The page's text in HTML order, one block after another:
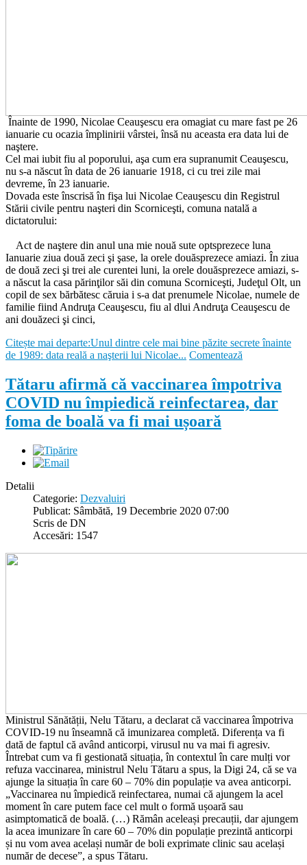
Înainte de 1990, Nicolae Ceauşescu era omagiat cu mare fast pe 26
ianuarie cu ocazia împlinirii vârstei, însă nu aceasta era data lui de
naştere.
Cel mai iubit fiu al poporului, aşa cum era supranumit Ceauşescu,
nu s-a născut în data de 26 ianuarie 1918, ci cu trei zile mai
devreme, în 23 ianuarie.
Dovada este înscrisă în fişa lui Nicolae Ceauşescu din Registrul
Stării civile pentru naşteri din Scorniceşti, comuna natală a
dictatorului:
Act de naştere din anul una mie nouă sute optsprezece luna
Ianuarie ziua două zeci şi şase, la orele douăsprezece amiazi. În ziua
de două zeci şi trei ale curentei luni, la orele douăsprezece amiazi, s-
a născut la casa părinţilor săi din comuna Scorniceşti, Judeţul Olt, un
copil de sex bărbătesc căruia i s-a dat prenumele Nicolae, numele de
familie fiind Andruţa Ceauşescu, fiu al dlui Andruţa Ceauşescu de
ani douăzeci şi cinci,
Citește mai departe:Unul dintre cele mai bine păzite secrete înainte
de 1989: data reală a naşterii lui Nicolae... Comentează
Tătaru afirmă că vaccinarea împotriva
COVID nu împiedică reinfectarea, dar
foma de boală va fi mai ușoară
Detalii
Categorie: Dezvaluiri
Publicat: Sâmbătă, 19 Decembrie 2020 07:00
Scris de DN
Accesări: 1547
Ministrul Sănătății, Nelu Tătaru, a declarat că vaccinarea împotriva
COVID-19 nu înseamnă că imunizarea completă. Diferența va fi
dată de faptul că având anticorpi, virusul nu va mai fi agresiv.
Întrebat cum va fi gestionată situația, în contextul în care mulți vor
refuza vaccinarea, ministrul Nelu Tătaru a spus, la Digi 24, că se va
ajunge la situația în care 60 – 70% din populație va avea anticorpi.
„Vaccinarea nu împiedică reinfectarea, numai că ajungem la acel
moment în care putem face cel mult o formă ușoară sau
asimptomatică de boală. (…) Rămân aceleași precauții, dar ajungem
la acea imunizare în care 60 – 70% din populație prezintă anticorpi
și nu vom avea același număr de boli exprimate clinic sau același
număr de decese”, a spus Tătaru.